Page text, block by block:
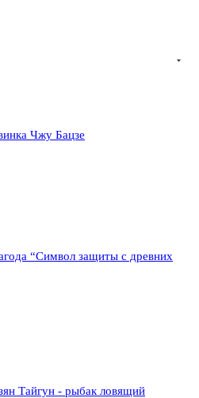
Чжу Бацзе
“Символ защиты с древних
Тайгун - рыбак ловящий